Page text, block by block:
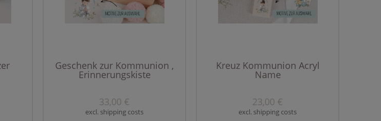
Geschenk zur Kommunion ,
Erinnerungskiste
33,00 €
excl. shipping costs
Kreuz Kommunion Acryl
Name
23,00 €
excl. shipping costs